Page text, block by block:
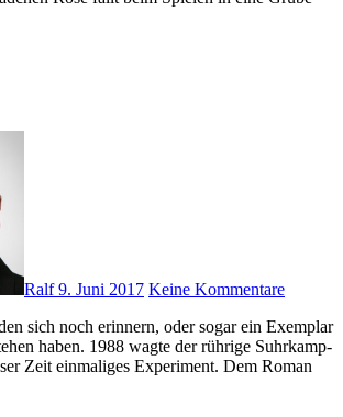
Ralf9. Juni 2017 Keine Kommentare
haben. 1988 wagte der rührige Suhrkamp-
Zeit einmaliges Experiment. Dem Roman